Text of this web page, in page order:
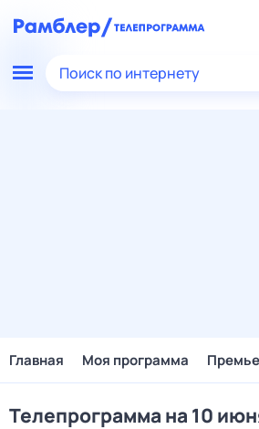
Поиск по интернету
Главная Моя программа
Телепрограмма на 10